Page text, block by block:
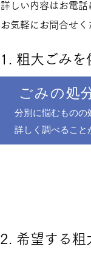
詳しい内容はお電話
お気軽にお問合せく
1. 粗大ごみを
ごみの処
分別に悩むものの
詳しく調べること
2. 希望する粗